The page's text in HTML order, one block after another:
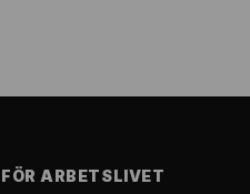
FÖR ARBETSLIVET